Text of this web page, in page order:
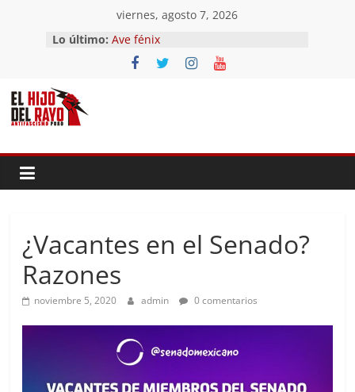
contenido
viernes, agosto 7, 2026
Lo último: Ave fénix
¿Dios no existe?
First Time
¿Vacantes en el Senado?
Razones
noviembre 5, 2020 admin 0 comentarios